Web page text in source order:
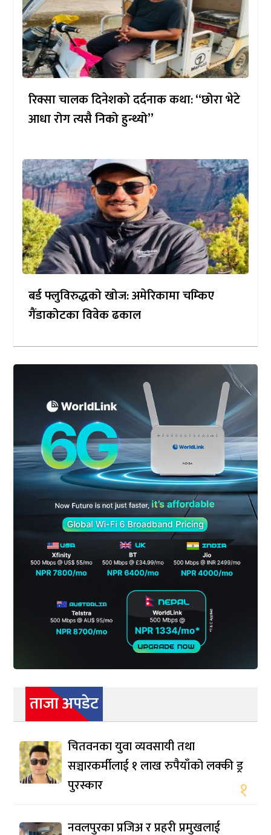
रिक्सा चालक दिनेशको दर्दनाक कथा: “छोरा भेटे
आधा रोग त्यसै निको हुन्थ्यो”
बर्ड फ्लुविरुद्धको खोज: अमेरिकामा चम्किए
गैंडाकोटका विवेक ढकाल
ताजा अपडेट
चितवनका युवा व्यवसायी तथा
सञ्चारकर्मीलाई १ लाख रुपैयाँको लक्की ड्र
पुरस्कार
१
नवलपुरका प्रजिअ र प्रहरी प्रमुखलाई